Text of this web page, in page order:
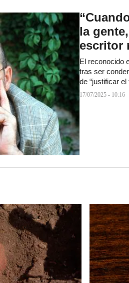
la
escritor
El reconocido
tras ser
de “justificar
17/07/2025 - 10:16